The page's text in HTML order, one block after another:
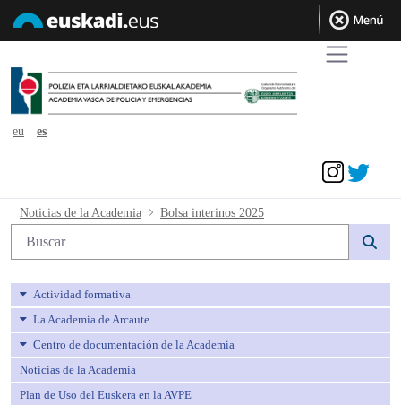
eu
es
Bolsa interinos 2025 - avpe
Noticias de la Academia Bolsa interinos 2025
Búsqueda web
Actividad formativa
La Academia de Arcaute
Centro de documentación de la Academia
Noticias de la Academia
Plan de Uso del Euskera en la AVPE